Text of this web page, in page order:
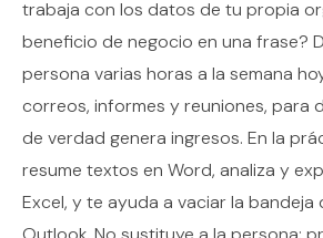
trabaja con los datos de tu propia
beneficio de negocio en una frase?
persona varias horas a la semana
correos, informes y reuniones, para
de verdad genera ingresos. En la
resume textos en Word, analiza y
Excel, y te ayuda a vaciar la bandeja